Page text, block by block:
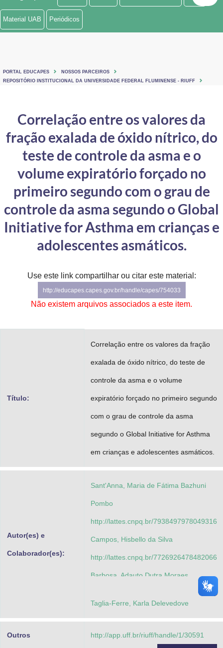
Ministério de Minas e Energia
Ministério do Turismo
Controladoria-Geral da União
Ministério da Mulher, da Família e dos Direitos Humanos
Secretaria-Geral
Secretaria de Governo
Gabinete de Segurança Institucional
Advocacia-Geral da União
Material UAB Periódicos
PORTAL EDUCAPES
NOSSOS PARCEIROS
REPOSITÓRIO INSTITUCIONAL DA UNIVERSIDADE FEDERAL FLUMINENSE - RIUFF
Correlação entre os valores da
fração exalada de óxido nítrico, do
teste de controle da asma e o
volume expiratório forçado no
primeiro segundo com o grau de
controle da asma segundo o Global
Initiative for Asthma em crianças e
adolescentes asmáticos.
Use este link compartilhar ou citar este material:
http://educapes.capes.gov.br/handle/capes/754033
Não existem arquivos associados a este item.
Título:
Correlação entre os valores da fração
exalada de óxido nítrico, do teste de
controle da asma e o volume
expiratório forçado no primeiro segundo
com o grau de controle da asma
segundo o Global Initiative for Asthma
em crianças e adolescentes asmáticos.
Autor(es) e
Colaborador(es):
Sant'Anna, Maria de Fátima Bazhuni
Pombo
http://lattes.cnpq.br/7938497978049316
Campos, Hisbello da Silva
http://lattes.cnpq.br/7726926478482066
Barbosa, Adauto Dutra Moraes
http://lattes.cnpq.br/4193300724001794
Taglia-Ferre, Karla Delevedove
Outros http://app.uff.br/riuff/handle/1/30591